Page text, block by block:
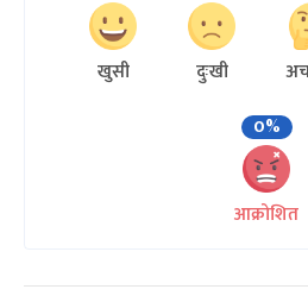
खुसी दुःखी
0%
आक्रोशित